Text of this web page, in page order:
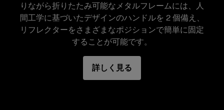
Packs
B2
オンカメラ・フラッシュ
特長
光を拡散させる撮影に使用
人間工学に基づいた形状のハンドルで、スクリ
ーンを簡単に折りたたんで固定可能
りながら折りたたみ可能なメタルフレームには、人
間工学に基づいたデザインのハンドルを 2 個備え、
リフレクターをさまざまなポジションで簡単に固定
することが可能です。
詳しく見る